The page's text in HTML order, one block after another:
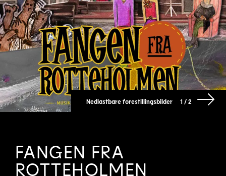
Nedlastbare forestillingsbilder 1 / 2
FANGEN FRA
ROTTEHOLMEN